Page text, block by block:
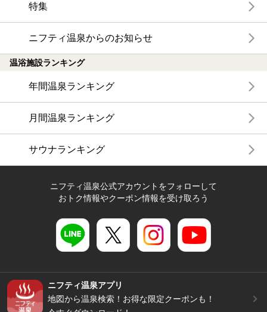
特集
ニフティ温泉からのお知らせ
温浴施設ランキング
年間温泉ランキング
月間温泉ランキング
サウナランキング
ニフティ温泉公式アカウントをフォローして
おトク情報やクーポン情報を受け取ろう
ニフティ温泉アプリ
地図から温泉検索！お得な限定クーポンも！